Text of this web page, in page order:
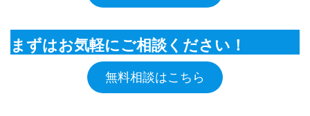
まずはお気軽にご相談ください！
無料相談はこちら